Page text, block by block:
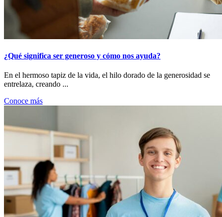
¿Qué significa ser generoso y cómo nos ayuda?
En el hermoso tapiz de la vida, el hilo dorado de la generosidad se
entrelaza, creando ...
Conoce más